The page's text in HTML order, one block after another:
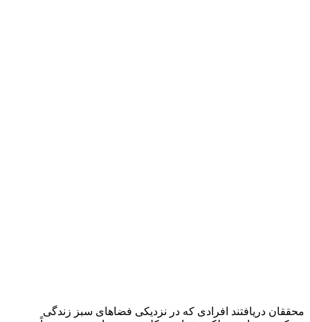
محققان دریافتند افرادی که در نزدیکی فضاهای سبز زندگی